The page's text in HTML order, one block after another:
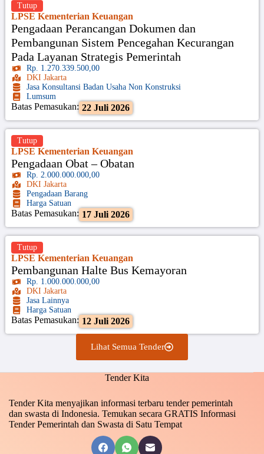
LPSE Kementerian Keuangan
Pengadaan Perancangan Dokumen dan
Pembangunan Sistem Pencegahan Kecurangan
Pada Layanan Strategis Pemerintah
Rp. 1.270.339.500,00
DKI Jakarta
Jasa Konsultansi Badan Usaha Non Konstruksi
Lumsum
Batas Pemasukan: 22 Juli 2026
Tutup
LPSE Kementerian Keuangan
Pengadaan Obat – Obatan
Rp. 2.000.000.000,00
DKI Jakarta
Pengadaan Barang
Harga Satuan
Batas Pemasukan: 17 Juli 2026
Tutup
LPSE Kementerian Keuangan
Pembangunan Halte Bus Kemayoran
Rp. 1.000.000.000,00
DKI Jakarta
Jasa Lainnya
Harga Satuan
Batas Pemasukan: 12 Juli 2026
Tutup
Lihat Semua Tender
Tender Kita
Tender Kita menyajikan informasi terbaru tender pemerintah
dan swasta di Indonesia. Temukan secara GRATIS Informasi
Tender Pemerintah dan Swasta di Satu Tempat